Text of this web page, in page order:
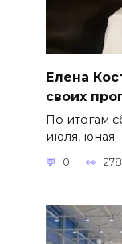
Елена
своих
По итогам
июля, юная
0 278